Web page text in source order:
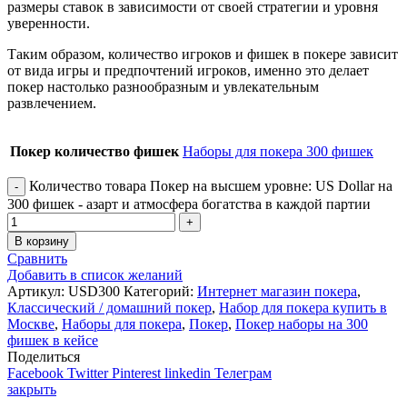
размеры ставок в зависимости от своей стратегии и уровня
уверенности.
Таким образом, количество игроков и фишек в покере зависит
от вида игры и предпочтений игроков, именно это делает
покер настолько разнообразным и увлекательным
развлечением.
Покер количество фишек Наборы для покера 300 фишек
Количество товара Покер на высшем уровне: US Dollar на
300 фишек - азарт и атмосфера богатства в каждой партии
В корзину
Сравнить
Добавить в список желаний
Артикул: USD300 Категорий: Интернет магазин покера,
Классический / домашний покер, Набор для покера купить в
Москве, Наборы для покера, Покер, Покер наборы на 300
фишек в кейсе
Поделиться
Facebook Twitter Pinterest linkedin Телеграм
закрыть